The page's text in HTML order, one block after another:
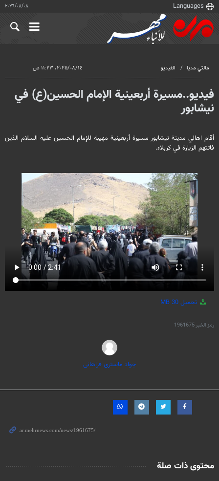
٠٨‏/٠٨‏/٢٠٢٦
مالتي مدیا الفيديو ١٤‏/٠٨‏/٢٠٢٥، ١١:٢٣ ص
فيديو..مسيرة أربعينية الإمام الحسين(ع) في
نيشابور
أقام اهالي مدينة نيشابور مسيرة أربعينية مهيبة للإمام الحسين عليه السلام الذين
فاتتهم الزيارة في كربلاء.
تحميل 30 MB
رمز الخبر1961675
جواد ماستری فراهانی
محتوى ذات صلة